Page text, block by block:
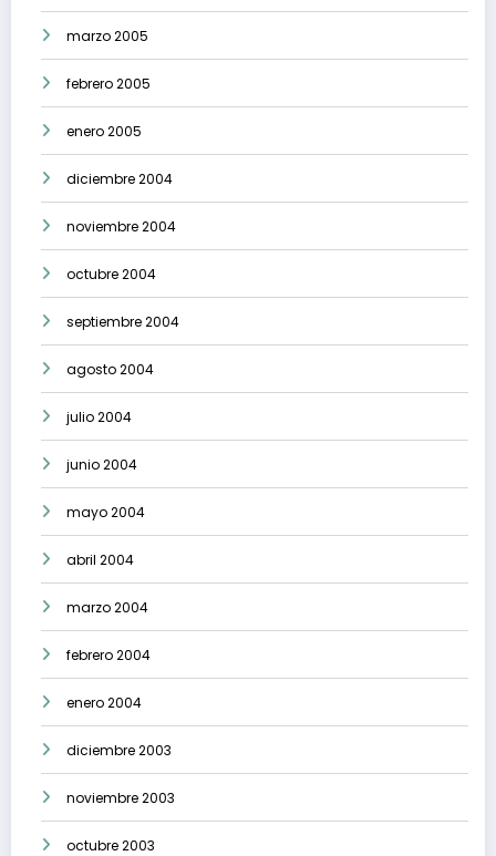
marzo 2005
febrero 2005
enero 2005
diciembre 2004
noviembre 2004
octubre 2004
septiembre 2004
agosto 2004
julio 2004
junio 2004
mayo 2004
abril 2004
marzo 2004
febrero 2004
enero 2004
diciembre 2003
noviembre 2003
octubre 2003